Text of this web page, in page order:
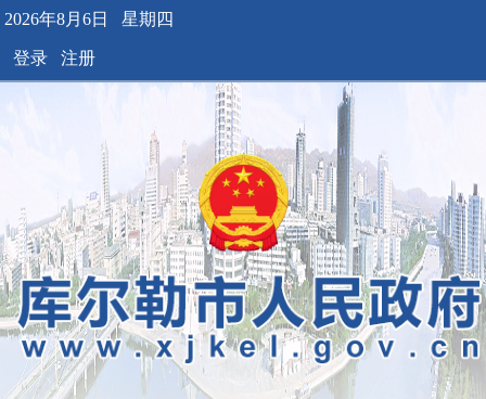
2026年8月6日 星期四
登录 注册